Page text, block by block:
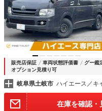
販売店保証 車両状態評価書 グー鑑
オプション見積り可
岐阜県土岐市 ハイエース／
在庫を確認・